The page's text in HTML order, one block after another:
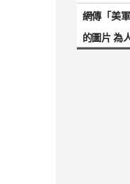
網傳「美
的圖片 為